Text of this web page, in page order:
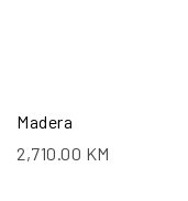
Madera
2,710.00 KM